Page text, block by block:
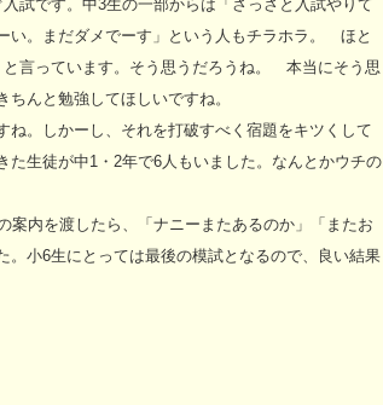
試です。中3生の一部からは「さっさと入試やりて
い。まだダメでーす」という人もチラホラ。 ほと
言っています。そう思うだろうね。 本当にそう思
んと勉強してほしいですね。
。しかーし、それを打破すべく宿題をキツくして
生徒が中1・2年で6人もいました。なんとかウチの
内を渡したら、「ナニーまたあるのか」「またお
小6生にとっては最後の模試となるので、良い結果